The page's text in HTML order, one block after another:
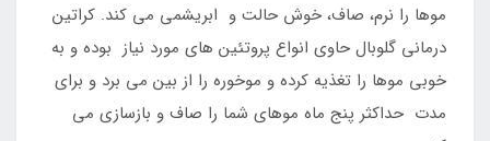
موها را نرم، صاف، خوش حالت و ابریشمی می کند. کراتین
درمانی گلوبال حاوی انواع پروتئین های مورد نیاز بوده و به
خوبی موها را تغذیه کرده و موخوره را از بین می برد و برای
مدت حداکثر پنج ماه موهای شما را صاف و بازسازی می